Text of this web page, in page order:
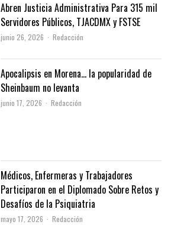
Abren Justicia Administrativa Para 315 mil
Servidores Públicos, TJACDMX y FSTSE
junio 26, 2026 Author
Redacción
Apocalipsis en Morena… la popularidad de
Sheinbaum no levanta
junio 17, 2026 Author
Redacción
Médicos, Enfermeras y Trabajadores
Participaron en el Diplomado Sobre Retos y
Desafíos de la Psiquiatria
mayo 17, 2026 Author
Redacción